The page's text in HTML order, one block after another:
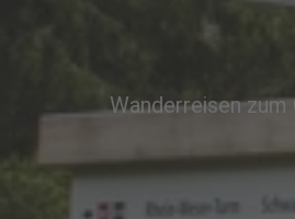
Wanderreisen zum